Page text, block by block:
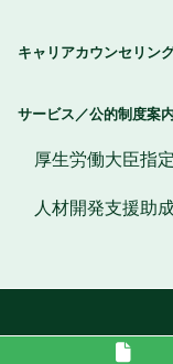
キャリアカウンセリン
サービス／公的制度案
厚生労働大臣指
人材開発支援助